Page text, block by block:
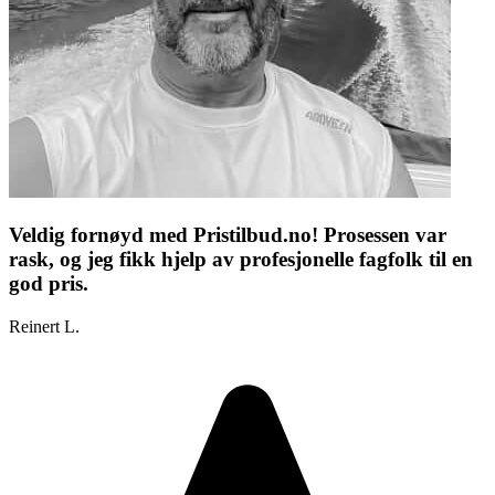
Veldig fornøyd med Pristilbud.no! Prosessen var
rask, og jeg fikk hjelp av profesjonelle fagfolk til en
god pris.
Reinert L.